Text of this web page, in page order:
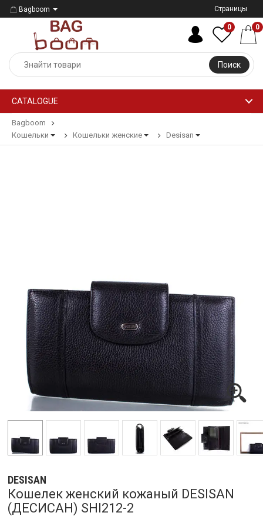
Bagboom Страницы
Поиск
0 0
CATALOGUE
Bagboom
Кошельки
Кошельки женские Desisan
DESISAN
Кошелек женский кожаный DESISAN
(ДЕСИСАН) SHI212-2